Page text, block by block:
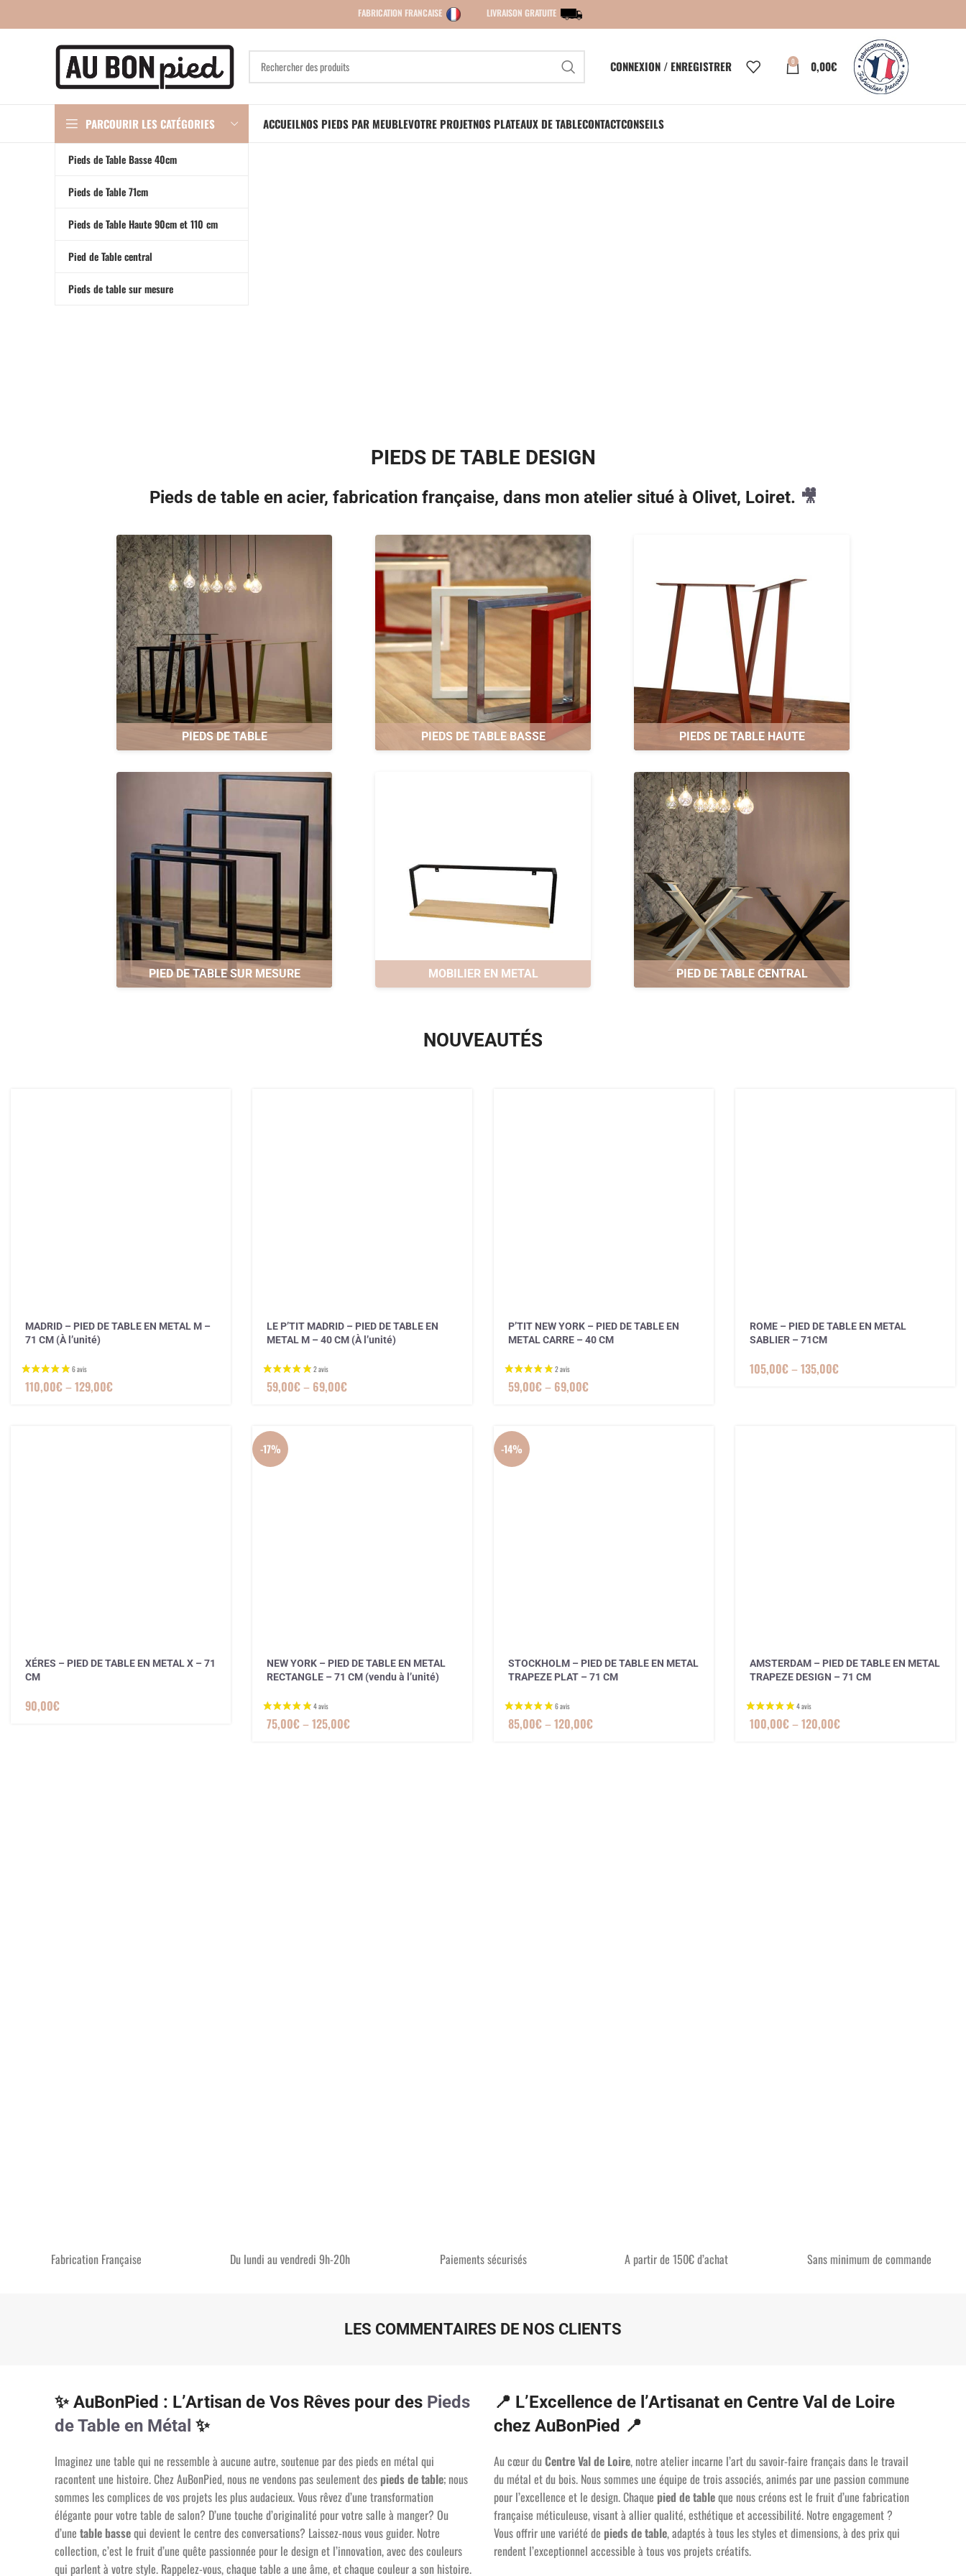
FABRICATION FRANCAISE LIVRAISON GRATUITE
CONNEXION / ENREGISTRER 0 0,00€
PARCOURIR LES CATÉGORIES
Pieds de Table Basse 40cm
Pieds de Table 71cm
Pieds de Table Haute 90cm et 110 cm
Pied de Table central
Pieds de table sur mesure
ACCUEILNOS PIEDS PAR MEUBLEVOTRE PROJETNOS PLATEAUX DE TABLECONTACTCONSEILS
PIEDS DE TABLE DESIGN
Pieds de table en acier, fabrication française, dans mon atelier situé à Olivet, Loiret. 🎥
PIEDS DE TABLE PIEDS DE TABLE BASSE PIEDS DE TABLE HAUTE
PIED DE TABLE SUR MESURE MOBILIER EN METAL PIED DE TABLE CENTRAL
NOUVEAUTÉS
MADRID – PIED DE TABLE EN METAL M –
71 CM (À l’unité)
110,00€–129,00€
LE P’TIT MADRID – PIED DE TABLE EN
METAL M – 40 CM (À l’unité)
59,00€– 69,00€
P’TIT NEW YORK – PIED DE TABLE EN
METAL CARRE – 40 CM
59,00€– 69,00€
ROME – PIED DE TABLE EN METAL
SABLIER – 71CM
105,00€–135,00€
XÉRES – PIED DE TABLE EN METAL X – 71
CM
90,00€
-17%
NEW YORK – PIED DE TABLE EN METAL
RECTANGLE – 71 CM (vendu à l’unité)
75,00€–125,00€
-14%
STOCKHOLM – PIED DE TABLE EN METAL
TRAPEZE PLAT – 71 CM
85,00€–120,00€
AMSTERDAM – PIED DE TABLE EN METAL
TRAPEZE DESIGN – 71 CM
100,00€–120,00€
Fabrication Française Du lundi au vendredi 9h-20h Paiements sécurisés A partir de 150€ d’achat Sans minimum de commande
LES COMMENTAIRES DE NOS CLIENTS
✨ AuBonPied : L’Artisan de Vos Rêves pour des Pieds
de Table en Métal ✨
Imaginez une table qui ne ressemble à aucune autre, soutenue par des pieds en métal qui
racontent une histoire. Chez AuBonPied, nous ne vendons pas seulement despieds de table; nous
sommes les complices de vos projets les plus audacieux. Vous rêvez d’une transformation
élégante pour votre table de salon? D’une touche d’originalité pour votre salle à manger? Ou
d’une table bassequi devient le centre des conversations? Laissez-nous vous guider. Notre
collection, c’est le fruit d’une quête passionnée pour le design et l’innovation, avec des couleurs
qui parlent à votre style. Rappelez-vous, chaque table a une âme, et chaque couleur a son histoire.
📍 L’Excellence de l’Artisanat en Centre Val de Loire
chez AuBonPied 📍
Au cœur du Centre Val de Loire, notre atelier incarne l’art du savoir-faire français dans le travail
du métal et du bois. Nous sommes une équipe de trois associés, animés par une passion commune
pour l’excellence et le design. Chaque pied de tableque nous créons est le fruit d’une fabrication
française méticuleuse, visant à allier qualité, esthétique et accessibilité. Notre engagement ?
Vous offrir une variété de pieds de table, adaptés à tous les styles et dimensions, à des prix qui
rendent l’exceptionnel accessible à tous vos projets créatifs.